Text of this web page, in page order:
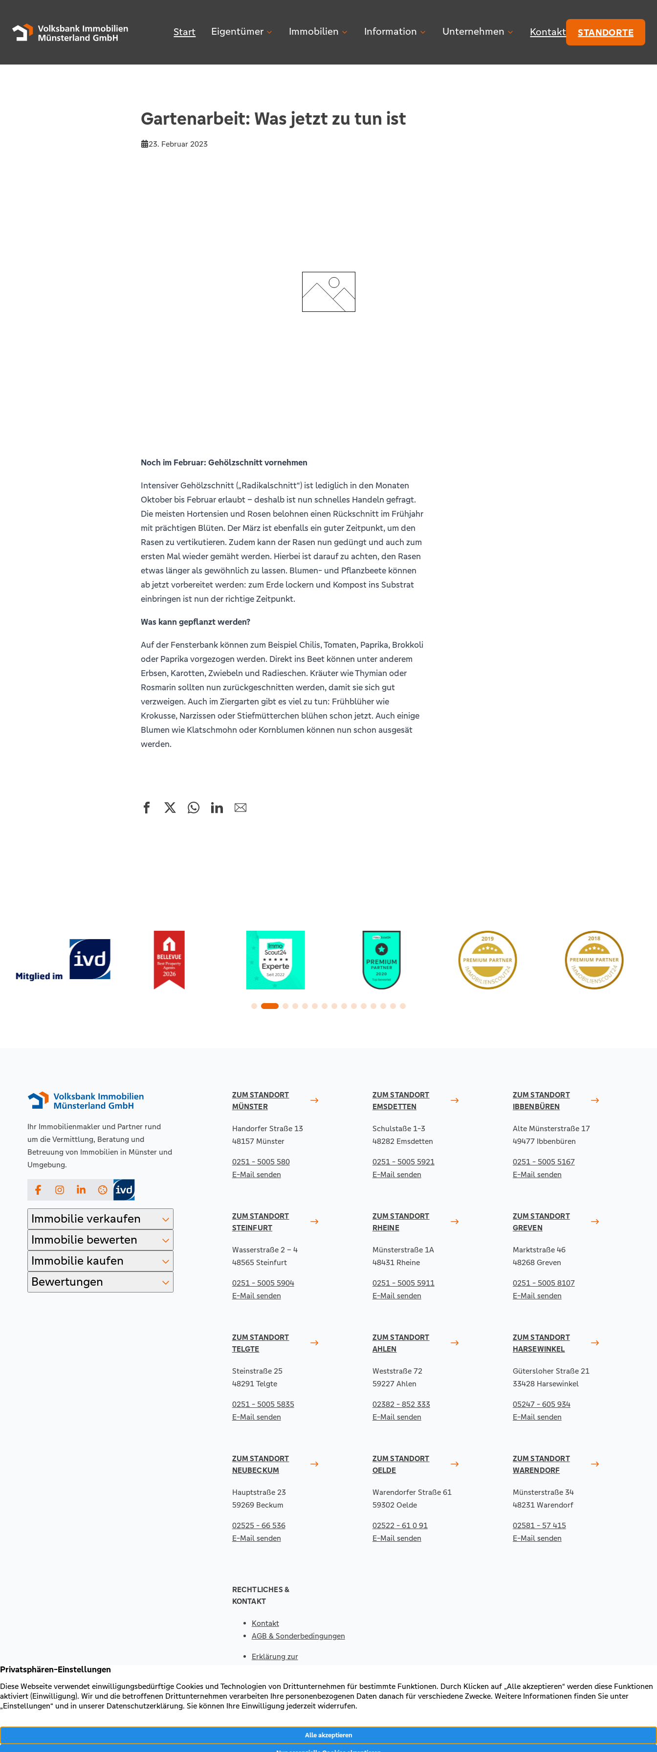
Start Eigentümer Immobilien Information Unternehmen Kontakt STANDORTE
Gartenarbeit: Was jetzt zu tun ist
23. Februar 2023
Noch im Februar: Gehölzschnitt vornehmen
Intensiver Gehölzschnitt („Radikalschnitt“) ist lediglich in den Monaten
Oktober bis Februar erlaubt – deshalb ist nun schnelles Handeln gefragt.
Die meisten Hortensien und Rosen belohnen einen Rückschnitt im Frühjahr
mit prächtigen Blüten. Der März ist ebenfalls ein guter Zeitpunkt, um den
Rasen zu vertikutieren. Zudem kann der Rasen nun gedüngt und auch zum
ersten Mal wieder gemäht werden. Hierbei ist darauf zu achten, den Rasen
etwas länger als gewöhnlich zu lassen. Blumen- und Pflanzbeete können
ab jetzt vorbereitet werden: zum Erde lockern und Kompost ins Substrat
einbringen ist nun der richtige Zeitpunkt.
Was kann gepflanzt werden?
Auf der Fensterbank können zum Beispiel Chilis, Tomaten, Paprika, Brokkoli
oder Paprika vorgezogen werden. Direkt ins Beet können unter anderem
Erbsen, Karotten, Zwiebeln und Radieschen. Kräuter wie Thymian oder
Rosmarin sollten nun zurückgeschnitten werden, damit sie sich gut
verzweigen. Auch im Ziergarten gibt es viel zu tun: Frühblüher wie
Krokusse, Narzissen oder Stiefmütterchen blühen schon jetzt. Auch einige
Blumen wie Klatschmohn oder Kornblumen können nun schon ausgesät
werden.
Ihr Immobilienmakler und Partner rund
um die Vermittlung, Beratung und
Betreuung von Immobilien in Münster und
Umgebung.
FacebookInstagramLinkedIn
Immobilie verkaufen
Immobilie bewerten
Immobilie kaufen
Bewertungen
ZUM STANDORT
MÜNSTER
Handorfer Straße 13
48157 Münster
0251 - 5005 580
E-Mail senden
ZUM STANDORT
EMSDETTEN
Schulstaße 1-3
48282 Emsdetten
0251 - 5005 5921
E-Mail senden
ZUM STANDORT
IBBENBÜREN
Alte Münsterstraße 17
49477 Ibbenbüren
0251 - 5005 5167
E-Mail senden
ZUM STANDORT
STEINFURT
Wasserstraße 2 – 4
48565 Steinfurt
0251 - 5005 5904
E-Mail senden
ZUM STANDORT
RHEINE
Münsterstraße 1A
48431 Rheine
0251 - 5005 5911
E-Mail senden
ZUM STANDORT
GREVEN
Marktstraße 46
48268 Greven
0251 - 5005 8107
E-Mail senden
ZUM STANDORT
TELGTE
Steinstraße 25
48291 Telgte
0251 - 5005 5835
E-Mail senden
ZUM STANDORT
AHLEN
Weststraße 72
59227 Ahlen
02382 - 852 333
E-Mail senden
ZUM STANDORT
HARSEWINKEL
Gütersloher Straße 21
33428 Harsewinkel
05247 - 605 934
E-Mail senden
ZUM STANDORT
NEUBECKUM
Hauptstraße 23
59269 Beckum
02525 - 66 536
E-Mail senden
ZUM STANDORT
OELDE
Warendorfer Straße 61
59302 Oelde
02522 - 61 0 91
E-Mail senden
ZUM STANDORT
WARENDORF
Münsterstraße 34
48231 Warendorf
02581 - 57 415
E-Mail senden
RECHTLICHES &
KONTAKT
Kontakt
AGB & Sonderbedingungen
Erklärung zur
Impressum
Datenschutz
WIDERRUFEN